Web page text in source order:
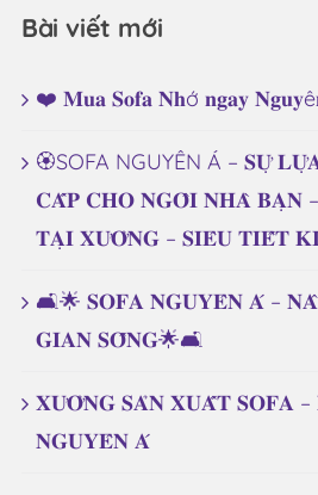
Bài viết mới
❤️ 𝐌𝐮𝐚 𝐒𝐨𝐟𝐚 𝐍𝐡ớ 𝐧𝐠𝐚𝐲
🏵️SOFA NGUYÊN Á – 𝐒𝐔̛̣
𝐂𝐀̂́𝐏 𝐂𝐇𝐎 𝐍𝐆𝐎̂𝐈 𝐍𝐇𝐀̀ 𝐁𝐀̣𝐍
𝐓𝐀̣𝐈 𝐗𝐔̛𝐎̛̉𝐍𝐆 – 𝐒𝐈𝐄̂𝐔 𝐓𝐈𝐄̂́𝐓
🛋️🌟 𝐒𝐎𝐅𝐀 𝐍𝐆𝐔𝐘𝐄̂𝐍 𝐀́ –
𝐆𝐈𝐀𝐍 𝐒𝐎̂́𝐍𝐆🌟🛋️
𝐗𝐔̛𝐎̛̉𝐍𝐆 𝐒𝐀̉𝐍 𝐗𝐔𝐀̂́𝐓 𝐒𝐎𝐅𝐀 –
𝐍𝐆𝐔𝐘𝐄̂𝐍 𝐀́